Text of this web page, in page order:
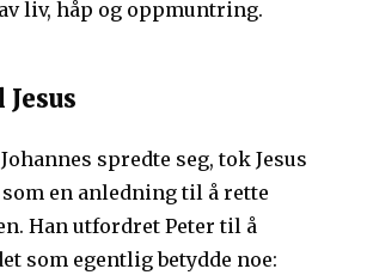
liv, håp og oppmuntring.
spredte seg, tok Jesus
en anledning til å rette
Han utfordret Peter til å
som egentlig betydde noe: